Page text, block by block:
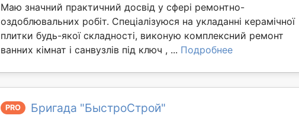
Маю значний практичний досвід у сфері ремонтно-
оздоблювальних робіт. Спеціалізуюся на укладанні керамічної
плитки будь-якої складності, виконую комплексний ремонт
ванних кімнат і санвузлів під ключ , ... Подробнее
PRO Бригада "БыстроСтрой"